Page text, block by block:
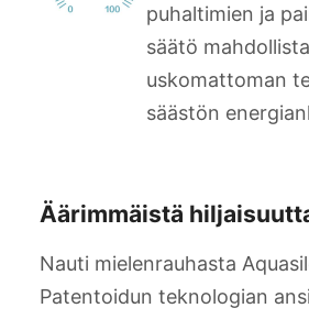
puhaltimien ja
säätö
uskomattoman
säästön
Äärimmäistä
Nauti mielenrauhasta
Patentoidun teknologian